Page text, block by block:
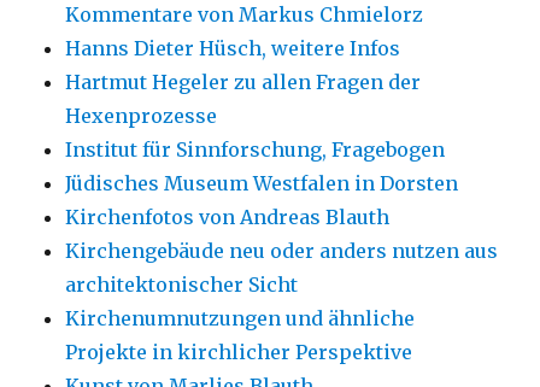
Kommentare von Markus Chmielorz
Hanns Dieter Hüsch, weitere Infos
Hartmut Hegeler zu allen Fragen der
Hexenprozesse
Institut für Sinnforschung, Fragebogen
Jüdisches Museum Westfalen in Dorsten
Kirchenfotos von Andreas Blauth
Kirchengebäude neu oder anders nutzen aus
architektonischer Sicht
Kirchenumnutzungen und ähnliche
Projekte in kirchlicher Perspektive